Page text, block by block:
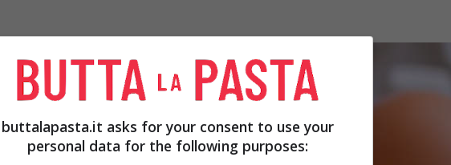
buttalapasta.it asks for your consent to use your
personal data for the following purposes: